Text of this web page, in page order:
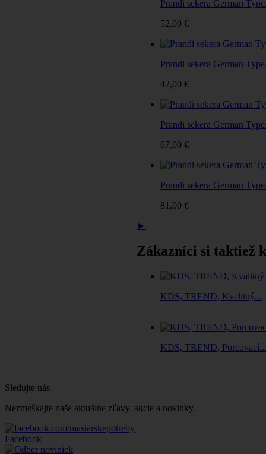
Prandi sekera German
52,00 €
Prandi sekera German
42,00 €
Prandi sekera German
67,00 €
Prandi sekera German
81,00 €
►
Zákazníci si taktiež
KDS, TREND, Kvalitný...
KDS, TREND, Porcovací...
Sledujte nás
Nezmeškajte naše aktuálne zľavy, akcie a novinky.
Facebook